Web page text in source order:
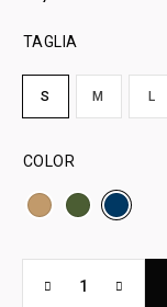
TAGLIA
S M L
COLOR